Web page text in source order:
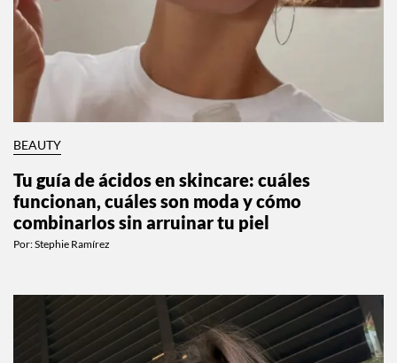
BEAUTY
Tu guía de ácidos en skincare: cuáles
funcionan, cuáles son moda y cómo
combinarlos sin arruinar tu piel
Por:Stephie Ramírez